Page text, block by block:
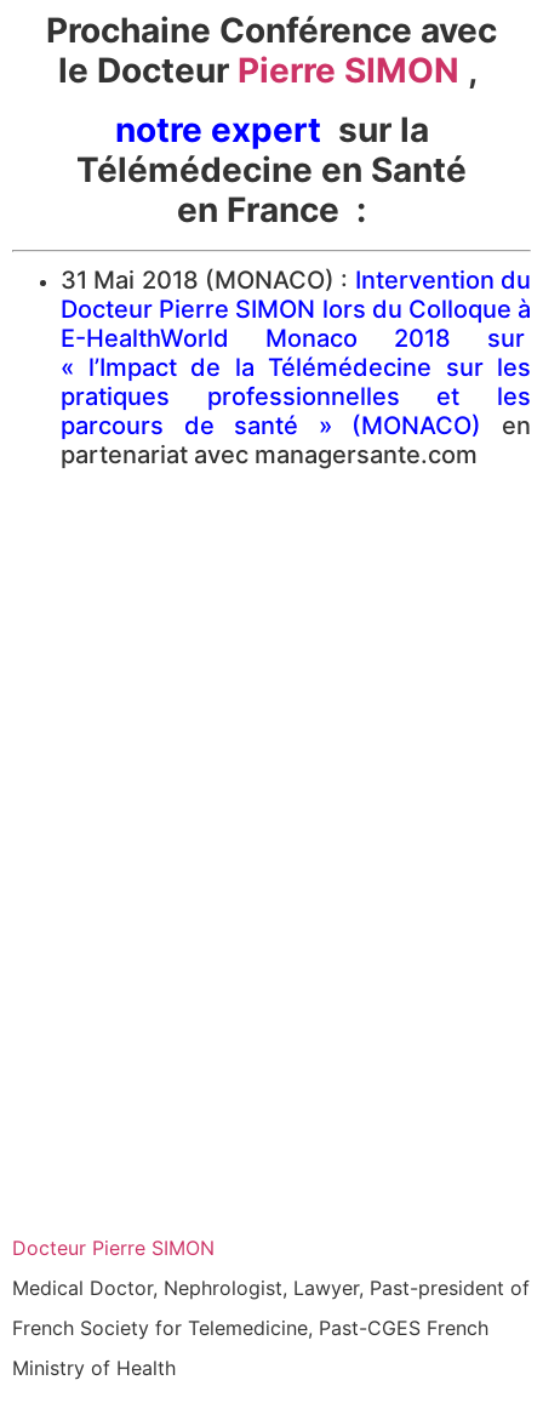
Prochaine Conférence avec
le Docteur Pierre SIMON ,
notre expert sur la
Télémédecine en Santé
en France :
31 Mai 2018 (MONACO) : Intervention du
Docteur Pierre SIMON lors du Colloque à
E-HealthWorld Monaco 2018 sur
« l’Impact de la Télémédecine sur les
pratiques professionnelles et les
parcours de santé » (MONACO)
en
partenariat avec managersante.com
Docteur Pierre SIMON
Medical Doctor, Nephrologist, Lawyer, Past-president of
French Society for Telemedicine, Past-CGES French
Ministry of Health